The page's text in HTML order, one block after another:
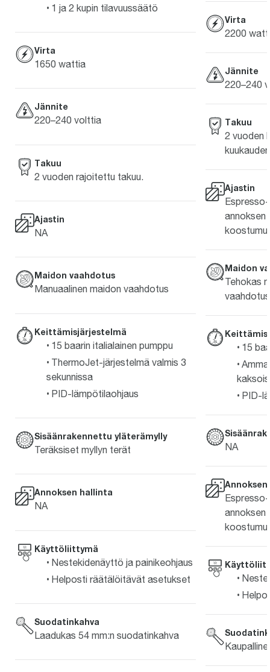
1 ja 2 kupin tilavuussäätö
Virta
1650 wattia
Jännite
220–240 volttia
Takuu
2 vuoden rajoitettu takuu.
Ajastin
NA
Maidon vaahdotus
Manuaalinen maidon vaahdotus
Keittämisjärjestelmä
15 baarin italialainen pumppu
ThermoJet-järjestelmä valmis 3
sekunnissa
PID-lämpötilaohjaus
Sisäänrakennettu yläterämylly
Teräksiset myllyn terät
Annoksen hallinta
NA
Käyttöliittymä
Nestekidenäyttö ja painikeohjaus
Helposti räätälöitävät asetukset
Suodatinkahva
Laadukas 54 mm:n suodatinkahva
Virta
2200
Jännite
220–240
Takuu
2 vuoden
Ajastin
annoksen
Maidon
Tehokas
vaahdotus
15
PID-
NA
annoksen